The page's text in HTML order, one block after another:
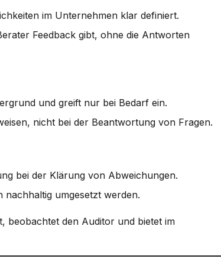
im Unternehmen klar definiert.
Feedback gibt, ohne die Antworten
und greift nur bei Bedarf ein.
nicht bei der Beantwortung von Fragen.
bei der Klärung von Abweichungen.
nachhaltig umgesetzt werden.